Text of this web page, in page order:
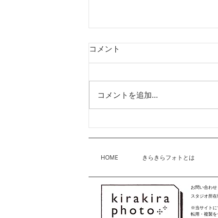
コメント
コメントを追加…
HOME きらきらフォトとは
お問い合わせ
スタジオ所
※当サイトに
転用・複製